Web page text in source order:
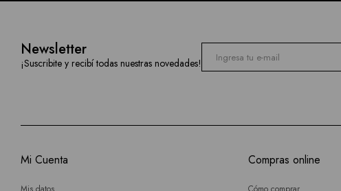
Newsletter
¡Suscribite y recibí todas nuestras novedades!
Mi Cuenta Compras online